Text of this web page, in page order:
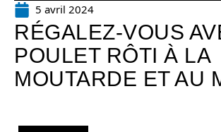
5 avril 2024
RÉGALEZ-VOUS
POULET RÔTI À LA
MOUTARDE ET AU